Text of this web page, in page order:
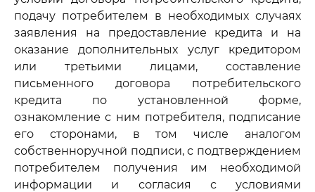
подачу потребителем в необходимых случаях
заявления на предоставление кредита и на
оказание дополнительных услуг кредитором
или третьими лицами, составление
письменного договора потребительского
кредита по установленной форме,
ознакомление с ним потребителя, подписание
его сторонами, в том числе аналогом
собственноручной подписи, с подтверждением
потребителем получения им необходимой
информации и согласия с условиями